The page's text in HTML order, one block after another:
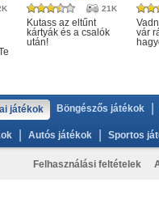
21K
Kutass az eltűnt
kártyák és a csalók
után!
vár
játékok Böngészős játékok
Autós játékok Sportos
Felhasználási feltételek